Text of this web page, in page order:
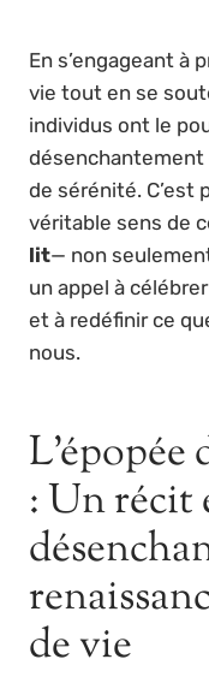
En s’engageant à
vie tout en se
individus ont le
de sérénité. C’est
véritable sens de
lit— non
un appel à
et à redéfinir ce
nous.
L’épopée
: Un récit
de vie